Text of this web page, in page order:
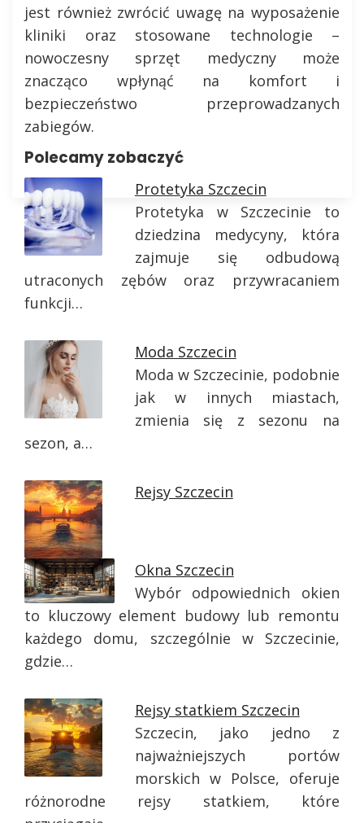
jest również zwrócić uwagę na wyposażenie
kliniki oraz stosowane technologie –
nowoczesny sprzęt medyczny może
znacząco wpłynąć na komfort i
bezpieczeństwo przeprowadzanych
zabiegów.
Polecamy zobaczyć
Protetyka Szczecin
Protetyka w Szczecinie to
dziedzina medycyny, która
zajmuje się odbudową
utraconych zębów oraz przywracaniem
funkcji…
Moda Szczecin
Moda w Szczecinie, podobnie
jak w innych miastach,
zmienia się z sezonu na
sezon, a…
Rejsy Szczecin
Okna Szczecin
Wybór odpowiednich okien
to kluczowy element budowy lub remontu
każdego domu, szczególnie w Szczecinie,
gdzie…
Rejsy statkiem Szczecin
Szczecin, jako jedno z
najważniejszych portów
morskich w Polsce, oferuje
różnorodne rejsy statkiem, które